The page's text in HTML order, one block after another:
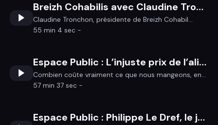
Breizh Cohabilis avec Claudine Tronchon
Claudine Tronchon, présidente de Breizh Cohabil...
55 min 4 sec -
Espace Public : L’injuste prix de l’alimentation
Combien coûte vraiment ce que nous mangeons, en...
57 min 37 sec -
Espace Public : Philippe Le Dref, le jeu d’échec